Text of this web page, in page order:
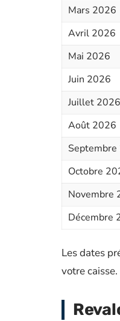
Mars 2026
Avril 2026
Mai 2026
Juin 2026
Juillet 2026
Août 2026
Octobre
Novembre
Décembre
Les dates
votre